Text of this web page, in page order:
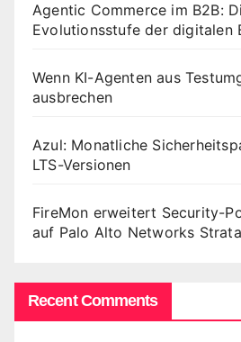
Agentic Commerce im B2B:
Evolutionsstufe der digitalen
Wenn KI-Agenten aus
ausbrechen
Azul: Monatliche
LTS-Versionen
FireMon erweitert Security-
auf Palo Alto Networks
Recent Comments